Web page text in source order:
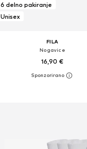
6 delno pakiranje
Unisex
FILA
Nogavice
16,90 €
+ 2
Razpoložljive velikosti: 35-38, 39-